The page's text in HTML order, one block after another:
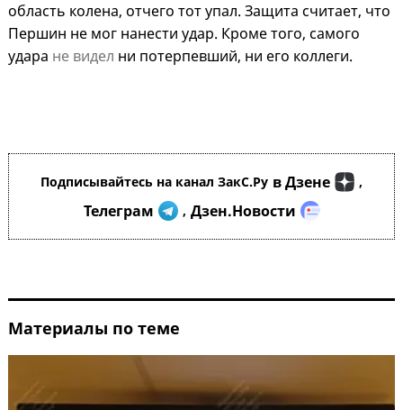
область колена, отчего тот упал. Защита считает, что
Першин не мог нанести удар. Кроме того, самого
удара не видел ни потерпевший, ни его коллеги.
Подписывайтесь на канал ЗакС.Ру в Дзене ,
Телеграм , Дзен.Новости
Материалы по теме